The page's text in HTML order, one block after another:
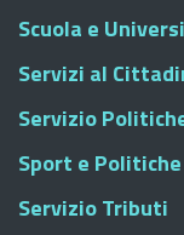
Scuola e
Servizi al
Servizio
Sport e
Servizio Tributi